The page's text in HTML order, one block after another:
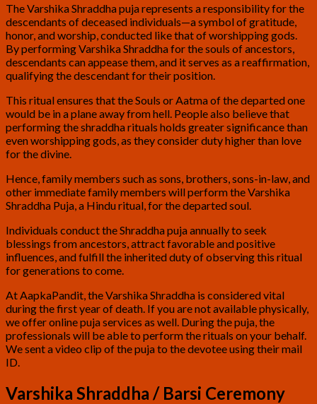
The Varshika Shraddha puja represents a responsibility for the
descendants of deceased individuals—a symbol of gratitude,
honor, and worship, conducted like that of worshipping gods.
By performing Varshika Shraddha for the souls of ancestors,
descendants can appease them, and it serves as a reaffirmation,
qualifying the descendant for their position.
This ritual ensures that the Souls or Aatma of the departed one
would be in a plane away from hell. People also believe that
performing the shraddha rituals holds greater significance than
even worshipping gods, as they consider duty higher than love
for the divine.
Hence, family members such as sons, brothers, sons-in-law, and
other immediate family members will perform the Varshika
Shraddha Puja, a Hindu ritual, for the departed soul.
Individuals conduct the Shraddha puja annually to seek
blessings from ancestors, attract favorable and positive
influences, and fulfill the inherited duty of observing this ritual
for generations to come.
At AapkaPandit, the Varshika Shraddha is considered vital
during the first year of death. If you are not available physically,
we offer online puja services as well. During the puja, the
professionals will be able to perform the rituals on your behalf.
We sent a video clip of the puja to the devotee using their mail
ID.
Varshika Shraddha / Barsi Ceremony